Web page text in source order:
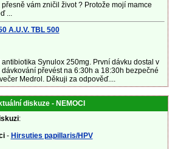
vám zničil život ? Protože mojí mamce
...
A.U.V. TBL 500
Synulox 250mg. První dávku dostal v
převést na 6:30h a 18:30h bezpečné
Medrol. Děkuji za odpověď....
diskuze - NEMOCI
:
- Hirsuties papillaris/HPV